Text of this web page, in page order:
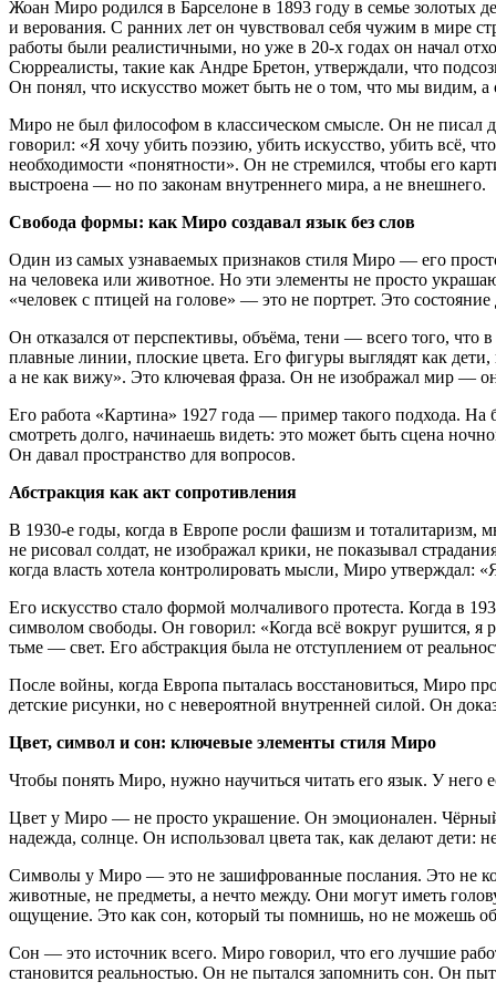
Жоан Миро родился в Барселоне в 1893 году в семье золотых
и верования. С ранних лет он чувствовал себя чужим в мире
работы были реалистичными, но уже в 20-х годах он начал
Сюрреалисты, такие как Андре Бретон, утверждали, что
Он понял, что искусство может быть не о том, что мы видим, а
Миро не был философом в классическом смысле. Он не писал
говорил: «Я хочу убить поэзию, убить искусство, убить всё,
необходимости «понятности». Он не стремился, чтобы его
выстроена — но по законам внутреннего мира, а не внешнего.
Свобода формы: как Миро создавал язык без слов
Один из самых узнаваемых признаков стиля Миро — его
на человека или животное. Но эти элементы не просто
«человек с птицей на голове» — это не портрет. Это
Он отказался от перспективы, объёма, тени — всего того, что
плавные линии, плоские цвета. Его фигуры выглядят как
а не как вижу». Это ключевая фраза. Он не изображал мир — он
Его работа «Картина» 1927 года — пример такого подхода.
смотреть долго, начинаешь видеть: это может быть сцена
Он давал пространство для вопросов.
Абстракция как акт сопротивления
В 1930-е годы, когда в Европе росли фашизм и тоталитаризм,
не рисовал солдат, не изображал крики, не показывал
когда власть хотела контролировать мысли, Миро утверждал:
Его искусство стало формой молчаливого протеста. Когда в
символом свободы. Он говорил: «Когда всё вокруг рушится,
тьме — свет. Его абстракция была не отступлением от
После войны, когда Европа пыталась восстановиться, Миро
детские рисунки, но с невероятной внутренней силой. Он
Цвет, символ и сон: ключевые элементы стиля Миро
Чтобы понять Миро, нужно научиться читать его язык. У него
Цвет у Миро — не просто украшение. Он эмоционален.
надежда, солнце. Он использовал цвета так, как делают дети:
Символы у Миро — это не зашифрованные послания. Это не
животные, не предметы, а нечто между. Они могут иметь
ощущение. Это как сон, который ты помнишь, но не можешь
Сон — это источник всего. Миро говорил, что его лучшие
становится реальностью. Он не пытался запомнить сон. Он